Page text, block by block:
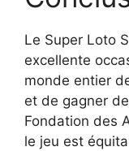
Le Super Loto
excellente
monde entier
et de gagner
Fondation des
le jeu est